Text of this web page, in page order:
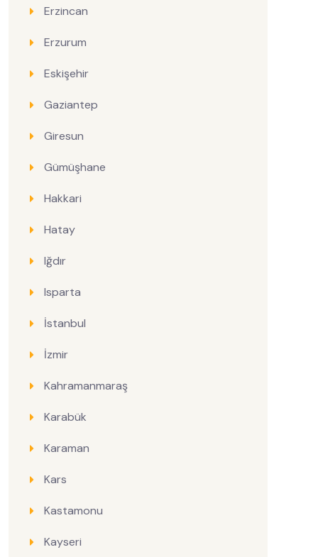
Erzincan
Erzurum
Eskişehir
Gaziantep
Giresun
Gümüşhane
Hakkari
Hatay
Iğdır
Isparta
İstanbul
İzmir
Kahramanmaraş
Karabük
Karaman
Kars
Kastamonu
Kayseri